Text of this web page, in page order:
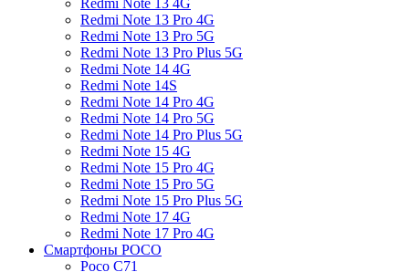
Redmi Note 13 Pro 4G
Redmi Note 13 Pro 5G
Redmi Note 13 Pro Plus 5G
Redmi Note 14 4G
Redmi Note 14S
Redmi Note 14 Pro 4G
Redmi Note 14 Pro 5G
Redmi Note 14 Pro Plus 5G
Redmi Note 15 4G
Redmi Note 15 Pro 4G
Redmi Note 15 Pro 5G
Redmi Note 15 Pro Plus 5G
Redmi Note 17 4G
Redmi Note 17 Pro 4G
Смартфоны POCO
Poco C71